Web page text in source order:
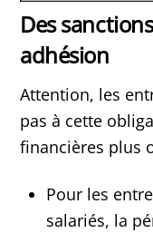
Des
adhésion
Attention, les
pas à cette
financières plus
Pour les
salariés, la